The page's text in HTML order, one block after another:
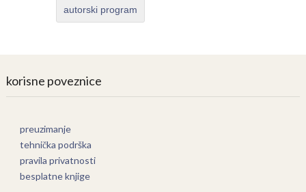
autorski program
korisne poveznice
preuzimanje
tehnička podrška
pravila privatnosti
besplatne knjige